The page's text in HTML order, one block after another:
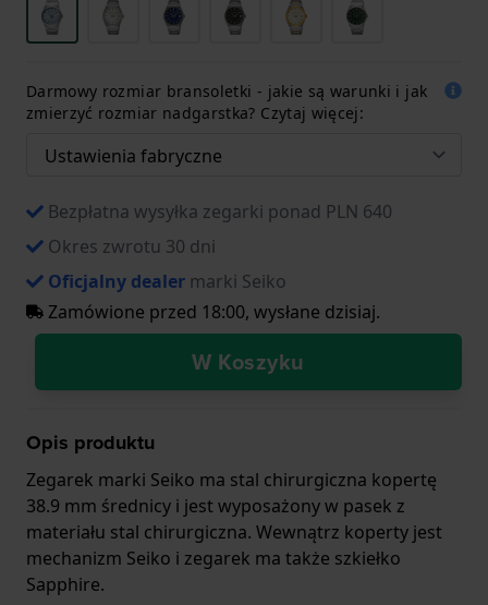
Darmowy rozmiar bransoletki - jakie są warunki i jak
zmierzyć rozmiar nadgarstka? Czytaj więcej:
Bezpłatna wysyłka zegarki ponad PLN 640
Okres zwrotu 30 dni
Oficjalny dealer marki Seiko
Zamówione przed 18:00, wysłane dzisiaj.
W Koszyku
Opis produktu
Zegarek marki Seiko ma stal chirurgiczna kopertę
38.9 mm średnicy i jest wyposażony w pasek z
materiału stal chirurgiczna. Wewnątrz koperty jest
mechanizm Seiko i zegarek ma także szkiełko
Sapphire.